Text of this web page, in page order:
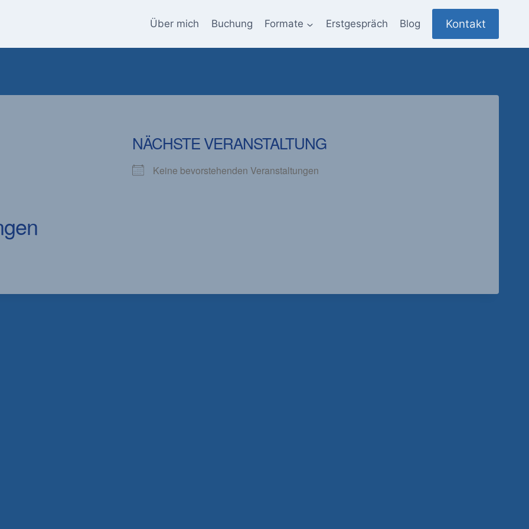
Über mich Buchung Formate Erstgespräch Blog Kontakt
NÄCHSTE VERANSTALTUNG
Keine bevorstehenden Veranstaltungen